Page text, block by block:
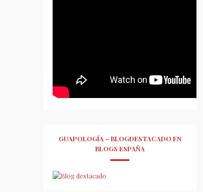
GUAPOLOGÍA – BLOGDESTACADO EN
BLOGS ESPAÑA